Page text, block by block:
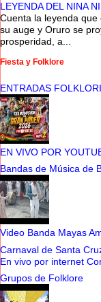
LEYENDA DEL NINA
Cuenta la leyenda
su auge y Oruro se
prosperidad, a...
Fiesta y Folklore
ENTRADAS
EN VIVO POR
Bandas de Música de
Video Banda Mayas
Carnaval de Santa
En vivo por internet
Grupos de Folklore